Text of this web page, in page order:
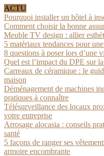
ACTU
Pourquoi installer un hôtel à
Comment choisir la bonne
Meuble TV design : allier
5 matériaux tendances pour
8 questions à poser lors d’une
Quel est l’impact du DPE sur
Carreaux de céramique : le
maison
Déménagement de machines
pratiques à connaître
Télésurveillance des locaux
votre entreprise
Arrosage alocasia : conseils
santé
5 façons de ranger ses
armoire encombrante